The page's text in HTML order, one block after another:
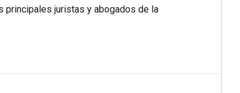
principales juristas y abogados de la